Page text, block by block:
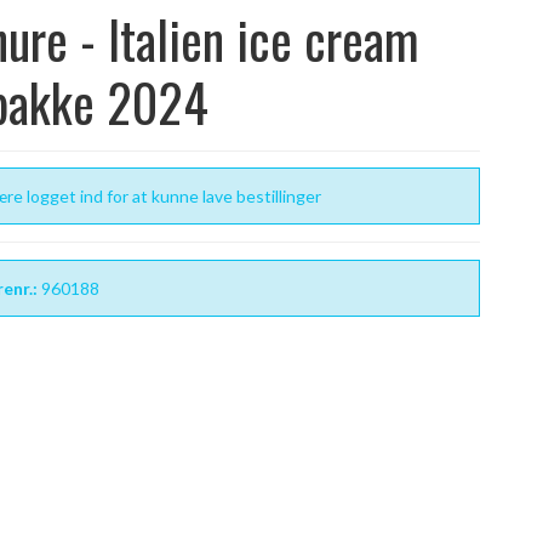
- Italien ice cream
2024
logget ind for at kunne lave bestillinger
960188